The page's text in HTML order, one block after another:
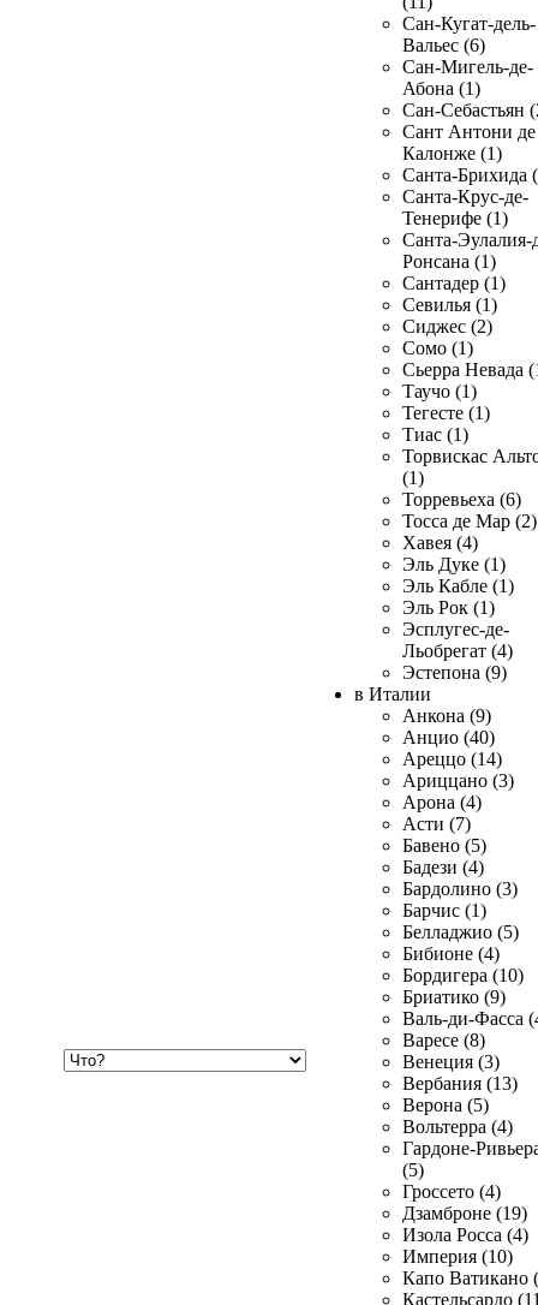
Сан-Кугат-дель-
Вальес (6)
Сан-Мигель-де-
Абона (1)
Сан-Себастьян
Сант Антони де
Калонже (1)
Санта-Брихида
Санта-Крус-де-
Тенерифе (1)
Санта-Эулалия-
Ронсана (1)
Сантадер (1)
Севилья (1)
Сиджес (2)
Сомо (1)
Сьерра Невада
Таучо (1)
Тегесте (1)
Тиас (1)
Торвискас
(1)
Торревьеха (6)
Тосса де Мар (2)
Хавея (4)
Эль Дуке (1)
Эль Кабле (1)
Эль Рок (1)
Эсплугес-де-
Льобрегат (4)
Эстепона (9)
в Италии
Анкона (9)
Анцио (40)
Ареццо (14)
Ариццано (3)
Арона (4)
Асти (7)
Бавено (5)
Бадези (4)
Бардолино (3)
Барчис (1)
Белладжио (5)
Бибионе (4)
Бордигера (10)
Бриатико (9)
Валь-ди-Фасса
Варесе (8)
Венеция (3)
Вербания (13)
Верона (5)
Вольтерра (4)
Гардоне-
(5)
Гроссето (4)
Дзамброне (19)
Изола Росса (4)
Империя (10)
Капо Ватикано
Кастельсардо